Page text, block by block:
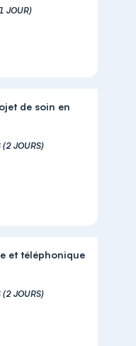
JOUR)
de soin en
(2 JOURS)
et téléphonique
(2 JOURS)